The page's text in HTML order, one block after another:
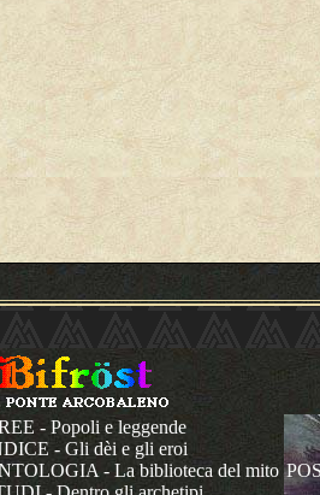
- Popoli e leggende
- Gli dèi e gli eroi
- La biblioteca del mito